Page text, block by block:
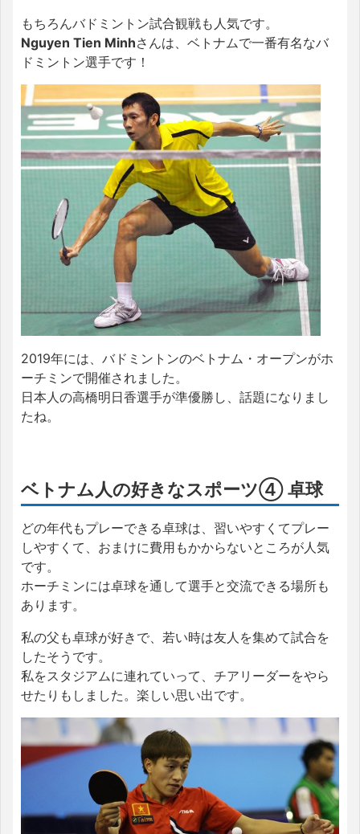
もちろんバドミントン試合観戦も人気です。
Nguyen Tien Minhさんは、ベトナムで一番有名なバ
ドミントン選手です！
2019年には、バドミントンのベトナム・オープンがホ
ーチミンで開催されました。
日本人の高橋明日香選手が準優勝し、話題になりまし
たね。
ベトナム人の好きなスポーツ④ 卓球
どの年代もプレーできる卓球は、習いやすくてプレー
しやすくて、おまけに費用もかからないところが人気
です。
ホーチミンには卓球を通して選手と交流できる場所も
あります。
私の父も卓球が好きで、若い時は友人を集めて試合を
したそうです。
私をスタジアムに連れていって、チアリーダーをやら
せたりもしました。楽しい思い出です。